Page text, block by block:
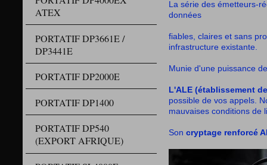
ATEX
PORTATIF DP3661E /
DP3441E
PORTATIF DP2000E
PORTATIF DP1400
PORTATIF DP540
(EXPORT AFRIQUE)
La série des émetteurs-
données
fiables, claires et sans
infrastructure existante.
Munie d'une puissance
L'ALE (établissement
possible de vos appels.
mauvaises conditions de
Soncryptage renforcé